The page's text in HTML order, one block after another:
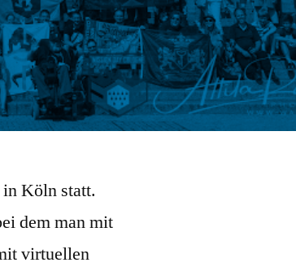
Köln statt.
dem man mit
virtuellen